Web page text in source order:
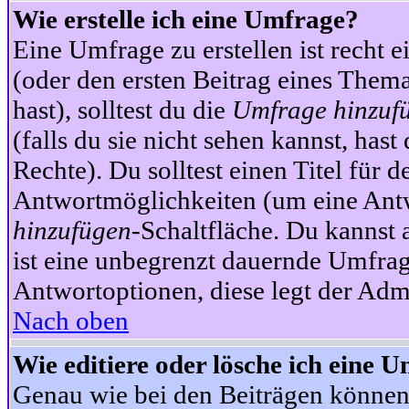
Wie erstelle ich eine Umfrage?
Eine Umfrage zu erstellen ist recht
(oder den ersten Beitrag eines
hast), solltest du die Umfrage
(falls du sie nicht sehen kannst,
Rechte). Du solltest einen Titel für
Antwortmöglichkeiten (um eine
hinzufügen-Schaltfläche. Du
ist eine unbegrenzt dauernde
Antwortoptionen, diese legt der
Nach oben
Wie editiere oder lösche ich eine
Genau wie bei den Beiträgen